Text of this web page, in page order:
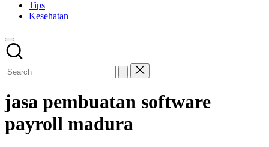
Tips
Kesehatan
jasa pembuatan software
payroll madura